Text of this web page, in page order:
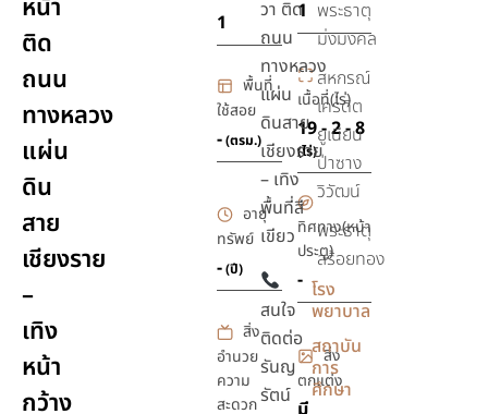
หน้า
ติด
ถนน
ทางหลวง
แผ่น
ดิน
สาย
เชียงราย
–
เทิง
หน้า
กว้าง
1 1
พื้นที่
ใช้สอย
-(ตรม.)
เนื้อที่(ไร่)
19 - 2 - 8
(ไร่)
อายุ
ทรัพย์
-(ปี)
ทิศทาง(หน้า
ประตู)
-
สิ่ง
อำนวย
ความ
สะดวก
สิ่ง
ตกแต่ง
วา ติด
ถนน
ทางหลวง
แผ่น
ดินสาย
เชียงราย
– เทิง
พื้นที่สี
เขียว
สนใจ
ติดต่อ
รันญ
รัตน์
พระธาตุ
มิ่งมงคล
สหกรณ์
เครดิต
ยูเนียน
ป่าซาง
วิวัฒน์
พระธาตุ
สร้อยทอง
โรง
พยาบาล
สถาบัน
การ
ศึกษา